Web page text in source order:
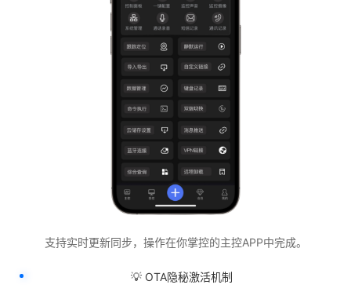
支持实时更新同步，操作在你掌控的主控APP中完成。
💡 OTA隐秘激活机制